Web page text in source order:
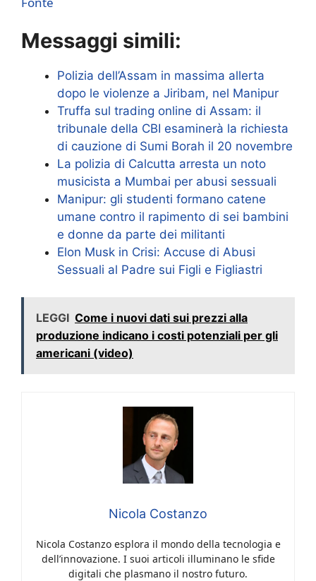
Messaggi simili:
Polizia dell’Assam in massima allerta
dopo le violenze a Jiribam, nel Manipur
Truffa sul trading online di Assam: il
tribunale della CBI esaminerà la richiesta
di cauzione di Sumi Borah il 20 novembre
La polizia di Calcutta arresta un noto
musicista a Mumbai per abusi sessuali
Manipur: gli studenti formano catene
umane contro il rapimento di sei bambini
e donne da parte dei militanti
Elon Musk in Crisi: Accuse di Abusi
Sessuali al Padre sui Figli e Figliastri
LEGGI Come i nuovi dati sui prezzi alla
produzione indicano i costi potenziali per gli
americani (video)
Nicola Costanzo
Nicola Costanzo esplora il mondo della tecnologia e
dell’innovazione. I suoi articoli illuminano le sfide
digitali che plasmano il nostro futuro.